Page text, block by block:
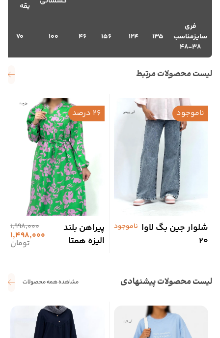
یقه
فری
سایزمناسب
38-48
135
124
156
46
100
70
لیست محصولات مرتبط
ناموجود
شلوار جین بگ لاوا
20
ناموجود
26 درصد
پیراهن بلند
الیزه همتا
1,998,000
1,498,000
تومان
لیست محصولات پیشنهادی مشاهده همه محصولات